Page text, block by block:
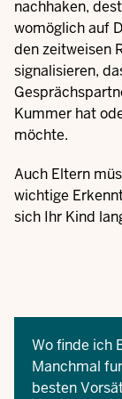
nachhaken,
womöglich auf
den zeitweisen
signalisieren,
Kummer hat
möchte.
Auch Eltern
wichtige
sich Ihr Kind
Wo finde ich
Manchmal
besten